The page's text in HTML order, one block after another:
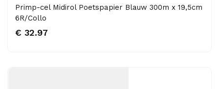
Primp-cel Midirol Poetspapier Blauw 300m x 19,5cm
6R/Collo
€ 32.97